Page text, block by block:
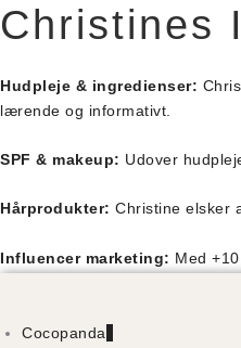
Christines
Hudpleje & ingredienser:
lærende og informativt.
SPF & makeup: Udover
Hårprodukter: Christine elsker
Influencer marketing: Med
Cocopanda